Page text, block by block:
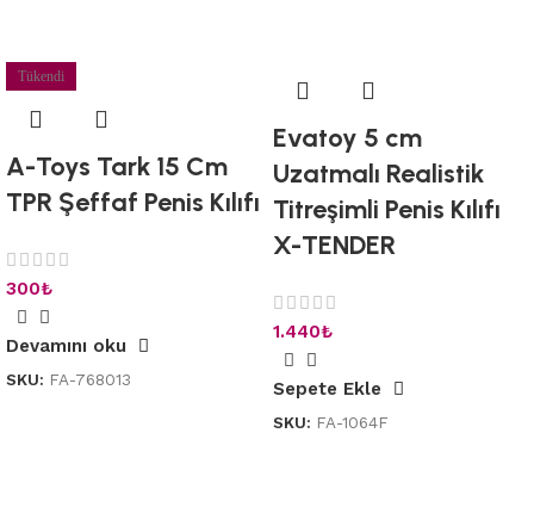
Tükendi
A-Toys Tark 15 Cm
TPR Şeffaf Penis Kılıfı
300₺
Devamını oku
SKU: FA-768013
Evatoy 5 cm
Uzatmalı Realistik
Titreşimli Penis Kılıfı
X-TENDER
1.440₺
Sepete Ekle
SKU: FA-1064F